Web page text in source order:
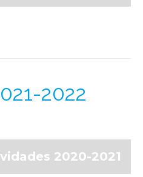
2022
2020-2021